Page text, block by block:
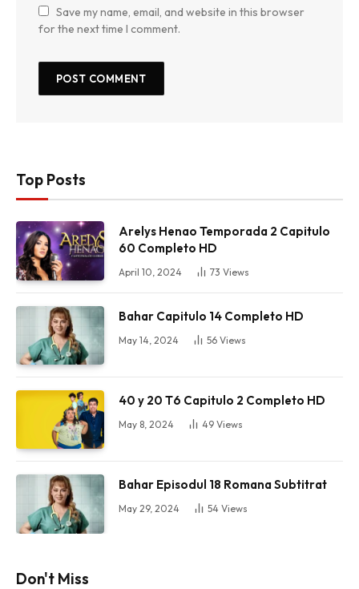
Save my name, email, and website in this browser
for the next time I comment.
Top Posts
Arelys Henao Temporada 2 Capitulo
60 Completo HD
April 10, 2024 73 Views
Bahar Capitulo 14 Completo HD
May 14, 2024 56 Views
40 y 20 T6 Capitulo 2 Completo HD
May 8, 2024 49 Views
Bahar Episodul 18 Romana Subtitrat
May 29, 2024 54 Views
Don't Miss